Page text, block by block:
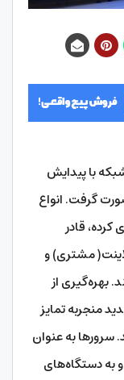
شبکه با پیدایش
گرفت. انواع
قادر
مشتری) و
بهره‌گیری از
منجربه تمایز
به عنوان
به دستگاه‌های